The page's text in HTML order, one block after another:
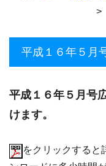
平成１６年５月
平成１６年５月号
けます。
をクリックすると